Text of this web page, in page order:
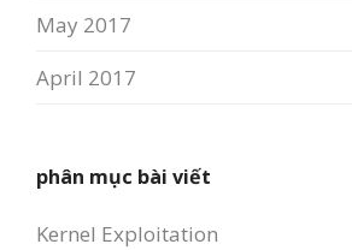
May 2017
April 2017
phân mục bài viết
Kernel Exploitation